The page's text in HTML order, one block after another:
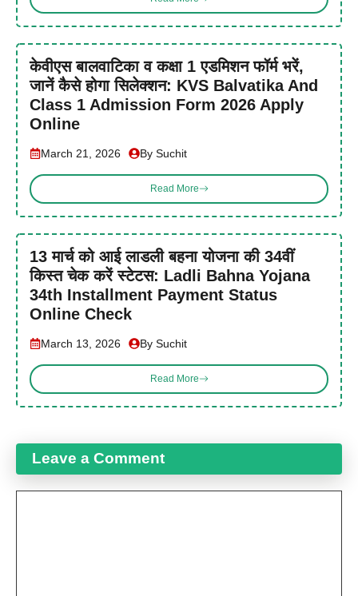
केवीएस बालवाटिका व कक्षा 1 एडमिशन फॉर्म भरें,
जानें कैसे होगा सिलेक्शन: KVS Balvatika And
Class 1 Admission Form 2026 Apply
Online
March 21, 2026 By Suchit
Read More
13 मार्च को आई लाडली बहना योजना की 34वीं
किस्त चेक करें स्टेटस: Ladli Bahna Yojana
34th Installment Payment Status
Online Check
March 13, 2026 By Suchit
Read More
Leave a Comment